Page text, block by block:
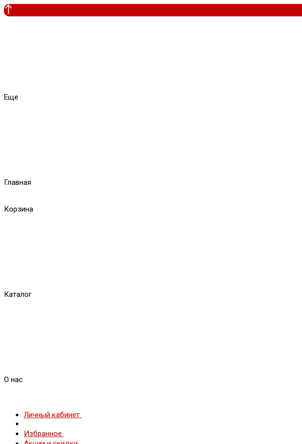
Еще
Главная
Корзина
Каталог
О нас
Личный кабинет
Избранное